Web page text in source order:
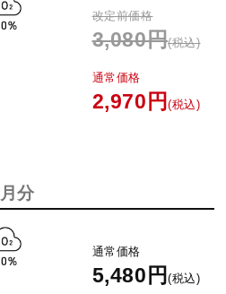
改定前価格
3,080円(税込)
通常価格
2,970円(税込)
分
通常価格
5,480円(税込)